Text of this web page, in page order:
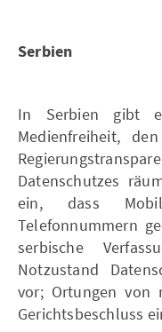
Serbien
In Serbien gibt
Medienfreiheit,
Datenschutzes
ein, dass
Telefonnummern
serbische
Notzustand
vor; Ortungen von
Gerichtsbeschluss